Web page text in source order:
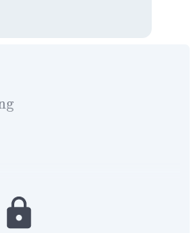
dilambangkan dengan huruf
mencari panjang gelombang